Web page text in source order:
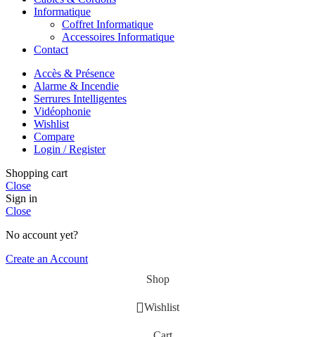
Informatique
Coffret Informatique
Accessoires Informatique
Contact
Accès & Présence
Alarme & Incendie
Serrures Intelligentes
Vidéophonie
Wishlist
Compare
Login / Register
Shopping cart
Close
Sign in
Close
No account yet?
Create an Account
Shop
Wishlist